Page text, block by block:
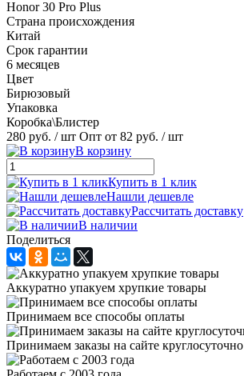
Honor 30 Pro Plus
Страна происхождения
Китай
Срок гарантии
6 месяцев
Цвет
Бирюзовый
Упаковка
Коробка\Блистер
280 руб. / шт Опт от 82 руб. / шт
В корзину
Купить в 1 клик
Нашли дешевле
Рассчитать доставку
В наличии
Поделиться
Аккуратно упакуем хрупкие товары
Принимаем все способы оплаты
Принимаем заказы на сайте круглосуточно